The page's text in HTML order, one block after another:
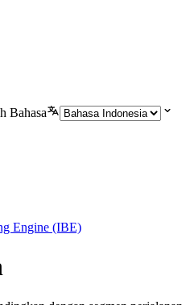
Bahasa
Engine (IBE)